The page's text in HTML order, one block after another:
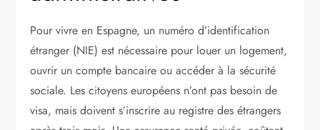
Pour vivre en Espagne, un numéro d’identification
étranger (NIE) est nécessaire pour louer un logement,
ouvrir un compte bancaire ou accéder à la sécurité
sociale. Les citoyens européens n’ont pas besoin de
visa, mais doivent s’inscrire au registre des étrangers